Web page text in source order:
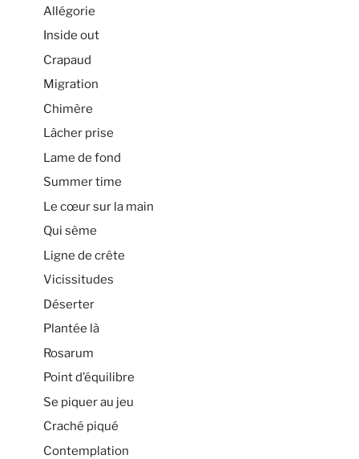
Allégorie
Inside out
Crapaud
Migration
Chimère
Lâcher prise
Lame de fond
Summer time
Le cœur sur la main
Qui sème
Ligne de crête
Vicissitudes
Déserter
Plantée là
Rosarum
Point d’équilibre
Se piquer au jeu
Craché piqué
Contemplation